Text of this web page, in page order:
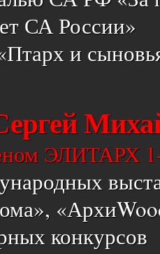
СА России»
и
ЭЛИТАРХ
конкурсов